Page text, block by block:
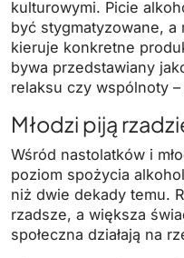
kulturowymi. Picie
być stygmatyzowane,
kieruje konkretne
bywa przedstawiany
relaksu czy wspólnoty
Młodzi piją
Wśród nastolatków i
poziom spożycia
niż dwie dekady temu.
rzadsze, a większa
społeczna działają na